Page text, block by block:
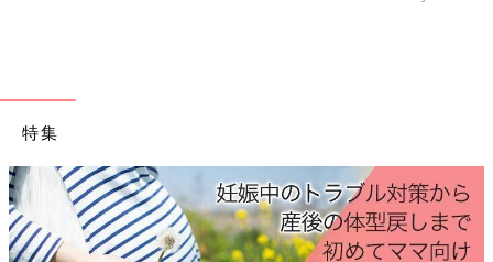
1978年12月11日生まれ。一男二女の母であり、三人の孫を持
人間関係の相談まで幅広く人生に寄り添うアドバイスを提供して
いる。対面にて直接相談者の話を聞く個人鑑定に加え、延べ
（
https://www.6sei.net/
）を監修。
「衣食住」が人生の基本との考えから、アパレルブランド、無農
薬野菜サブスクや「子どもたちが笑顔になる社会の実現」を目指
す【スマイルプロジェクト】を始動するなど多方面で活動中。雑
特集